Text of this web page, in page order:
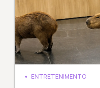
ENTRETENIMENTO